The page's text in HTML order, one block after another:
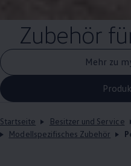
Zubehör
Mehr zu
Startseite Besitzer und Service
Modellspezifisches Zubehör